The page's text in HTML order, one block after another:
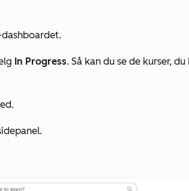
In Progress. Så kan du se de kurser, du